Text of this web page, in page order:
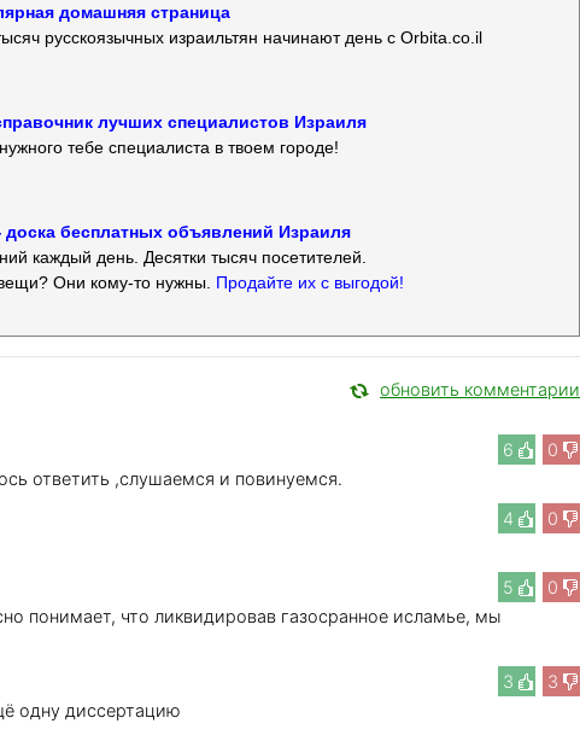
домашняя страница
русскоязычных израильтян начинают день с Orbita.co.il
лучших специалистов Израиля
тебе специалиста в твоем городе!
бесплатных объявлений Израиля
каждый день. Десятки тысяч посетителей.
Они кому-то нужны. Продайте их с выгодой!
обновить комментарии
6 0
ответить ,слушаемся и повинуемся.
4
0
5
0
понимает, что ликвидировав газосранное исламье, мы
3
3
одну диссертацию